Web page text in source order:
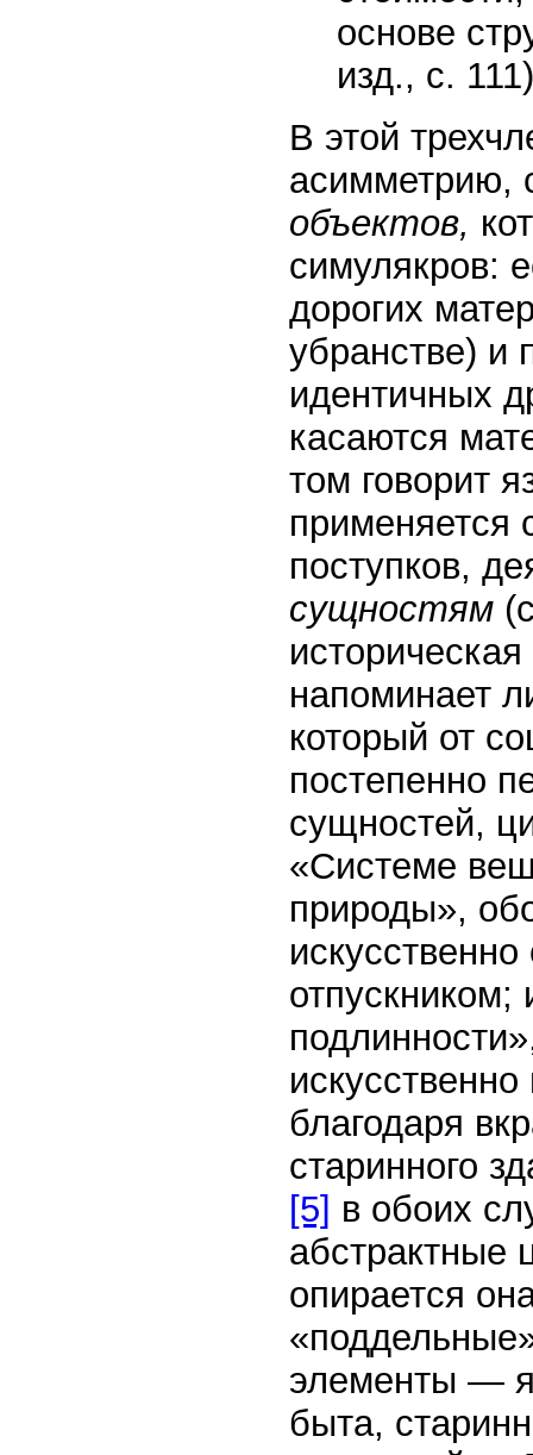
основе
изд., с.
В этой
асимметрию,
объектов,
симулякров:
дорогих
убранстве) и
идентичных
касаются
том говорит
применяется
поступков,
сущностям
напоминает
который от
постепенно
сущностей,
«Системе
природы»,
благодаря
старинного
[5] в обоих
абстрактные
опирается
элементы —
быта,